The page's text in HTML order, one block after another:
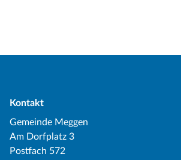
Kontakt
Gemeinde Meggen
Am Dorfplatz 3
Postfach 572